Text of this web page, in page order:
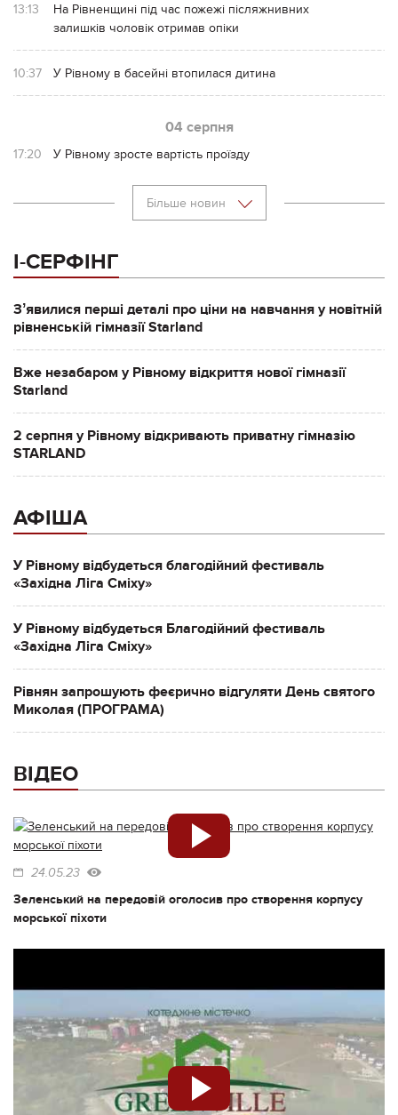
13:13
На Рівненщині під час пожежі післяжнивних
залишків чоловік отримав опіки
10:37 У Рівному в басейні втопилася дитина
04 серпня
17:20 У Рівному зросте вартість проїзду
Більше новин
І-СЕРФІНГ
Зʼявилися перші деталі про ціни на навчання у новітній
рівненській гімназії Starland
Вже незабаром у Рівному відкриття нової гімназії
Starland
2 серпня у Рівному відкривають приватну гімназію
STARLAND
АФІША
У Рівному відбудеться благодійний фестиваль
«Західна Ліга Сміху»
У Рівному відбудеться Благодійний фестиваль
«Західна Ліга Сміху»
Рівнян запрошують феєрично відгуляти День святого
Миколая (ПРОГРАМА)
ВІДЕО
24.05.23
Зеленський на передовій оголосив про створення корпусу
морської піхоти